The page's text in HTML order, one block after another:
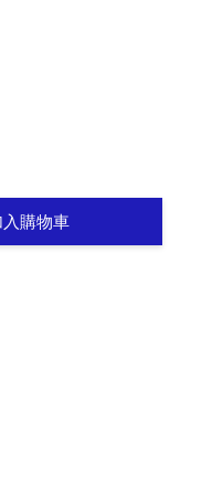
入購物車